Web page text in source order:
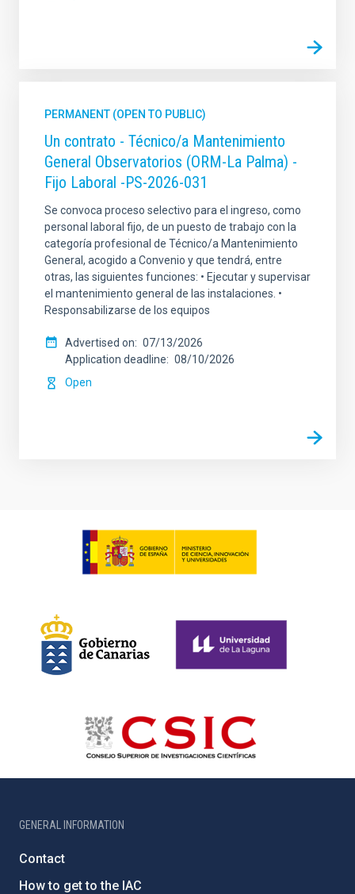
PERMANENT (OPEN TO PUBLIC)
Un contrato - Técnico/a Mantenimiento
General Observatorios (ORM-La Palma) -
Fijo Laboral -PS-2026-031
Se convoca proceso selectivo para el ingreso, como
personal laboral fijo, de un puesto de trabajo con la
categoría profesional de Técnico/a Mantenimiento
General, acogido a Convenio y que tendrá, entre
otras, las siguientes funciones: • Ejecutar y supervisar
el mantenimiento general de las instalaciones. •
Responsabilizarse de los equipos
Advertised on
07/13/2026
Application deadline
08/10/2026
Open
GENERAL INFORMATION
Contact
How to get to the IAC